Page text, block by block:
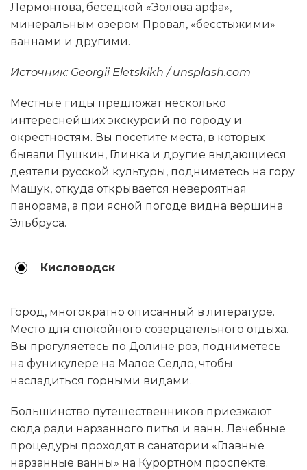
Лермонтова, беседкой «Эолова арфа»,
минеральным озером Провал, «бесстыжими»
ваннами и другими.
Источник: Georgii Eletskikh / unsplash.com
Местные гиды предложат несколько
интереснейших экскурсий по городу и
окрестностям. Вы посетите места, в которых
бывали Пушкин, Глинка и другие выдающиеся
деятели русской культуры, подниметесь на гору
Машук, откуда открывается невероятная
панорама, а при ясной погоде видна вершина
Эльбруса.
Кисловодск
Город, многократно описанный в литературе.
Место для спокойного созерцательного отдыха.
Вы прогуляетесь по Долине роз, подниметесь
на фуникулере на Малое Седло, чтобы
насладиться горными видами.
Большинство путешественников приезжают
сюда ради нарзанного питья и ванн. Лечебные
процедуры проходят в санатории «Главные
нарзанные ванны» на Курортном проспекте.